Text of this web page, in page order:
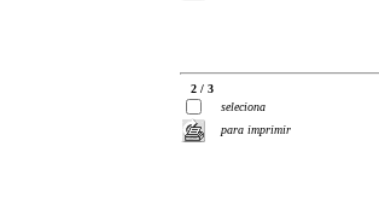
2 / 3
seleciona
para imprimir